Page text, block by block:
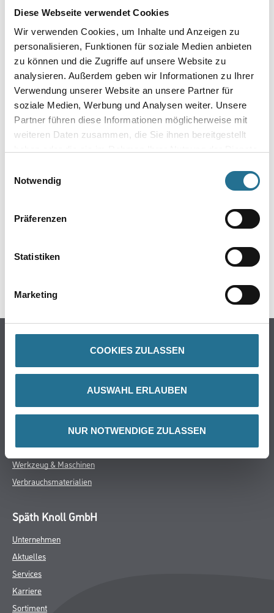
Diese Webseite verwendet Cookies
Wir verwenden Cookies, um Inhalte und Anzeigen zu
personalisieren, Funktionen für soziale Medien anbieten
zu können und die Zugriffe auf unsere Website zu
analysieren. Außerdem geben wir Informationen zu Ihrer
Verwendung unserer Website an unsere Partner für
soziale Medien, Werbung und Analysen weiter. Unsere
Partner führen diese Informationen möglicherweise mit
weiteren Daten zusammen, die Sie ihnen bereitgestellt
Notwendig
Präferenzen
Statistiken
Marketing
COOKIES ZULASSEN
AUSWAHL ERLAUBEN
NUR NOTWENDIGE ZULASSEN
Knauf Danoline Contur Regula R 12,5 mm 625 mm x 625 mm S24
Umrechnungsfaktoren
ZUSATZINFOS
EAN
Online-Shop
WDV-Systeme
Putze- und Spachtelmassen
Wand- & Deckenbeläge
Werkzeug & Maschinen
Verbrauchsmaterialien
Späth Knoll GmbH
Unternehmen
Aktuelles
Services
Karriere
Sortiment